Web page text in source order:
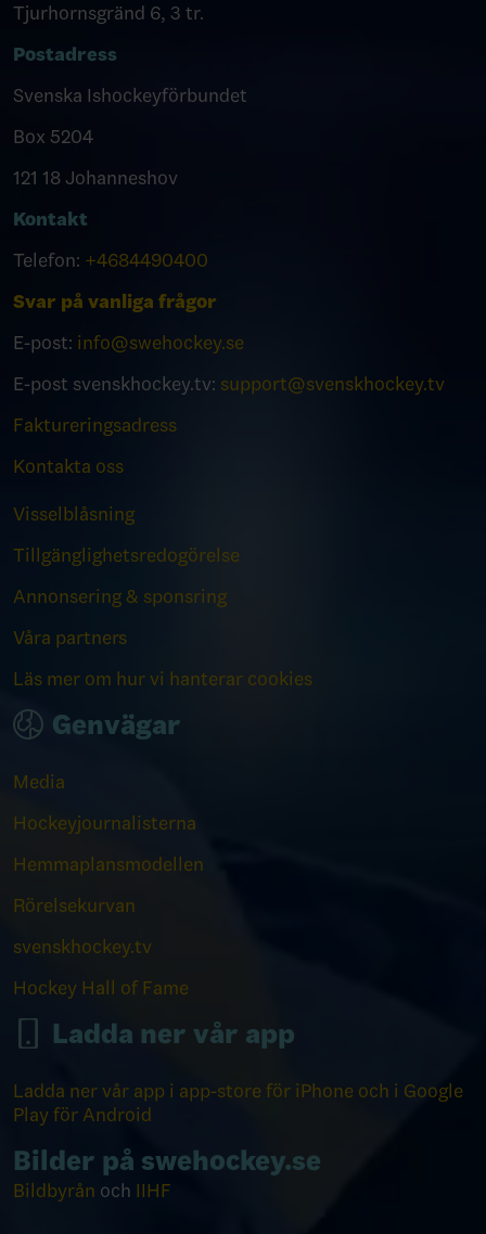
Tjurhornsgränd 6, 3 tr.
Postadress
Svenska Ishockeyförbundet
Box 5204
121 18 Johanneshov
Kontakt
Telefon: +4684490400
Svar på vanliga frågor
E-post: info@swehockey.se
E-post svenskhockey.tv: support@svenskhockey.tv
Faktureringsadress
Kontakta oss
Visselblåsning
Tillgänglighetsredogörelse
Annonsering & sponsring
Våra partners
Läs mer om hur vi hanterar cookies
Genvägar
Media
Hockeyjournalisterna
Hemmaplansmodellen
Rörelsekurvan
svenskhockey.tv
Hockey Hall of Fame
Ladda ner vår app
Ladda ner vår app i app-store för iPhone och i Google
Play för Android
Bilder på swehockey.se
Bildbyrån och IIHF